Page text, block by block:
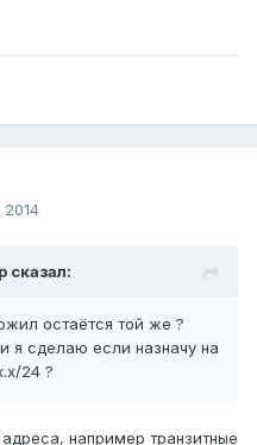
2014
сказал:
остаётся той же ?
я сделаю если назначу на
24 ?
например транзитные